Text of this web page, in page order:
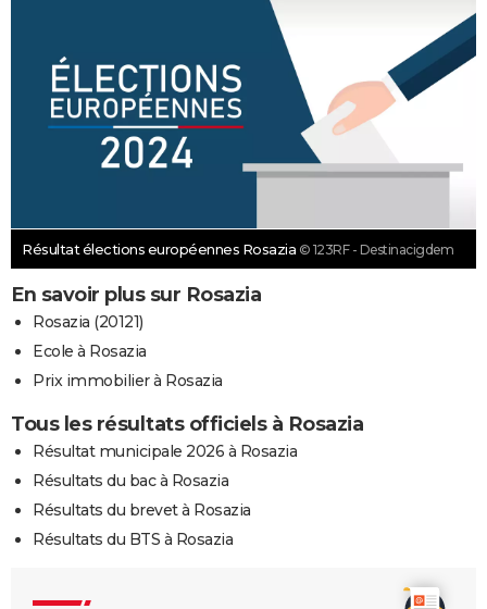
Résultat élections européennes Rosazia © 123RF - Destinacigdem
En savoir plus sur Rosazia
Rosazia (20121)
Ecole à Rosazia
Prix immobilier à Rosazia
Tous les résultats officiels à Rosazia
Résultat municipale 2026 à Rosazia
Résultats du bac à Rosazia
Résultats du brevet à Rosazia
Résultats du BTS à Rosazia